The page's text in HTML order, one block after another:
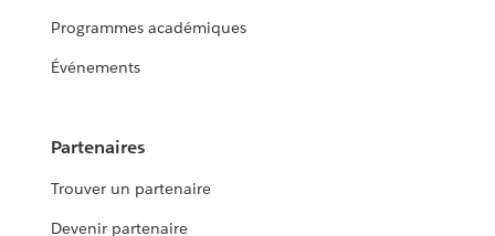
Programmes académiques
Événements
Partenaires
Trouver un partenaire
Devenir partenaire